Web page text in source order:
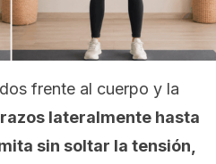
frente al cuerpo y la
lateralmente hasta
sin soltar la tensión,